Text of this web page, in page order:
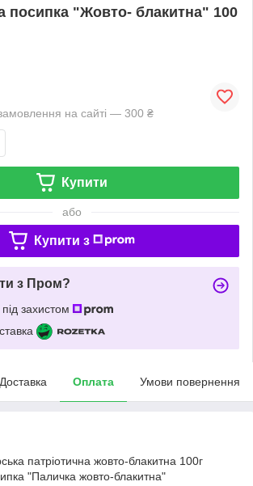
посипка "Жовто- блакитна" 100
на сайті — 300 ₴
Купити
або
Купити з
з Пром?
захистом
Доставка Оплата Умови повернення
патріотична жовто-блакитна 100г
"Паличка жовто-блакитна"